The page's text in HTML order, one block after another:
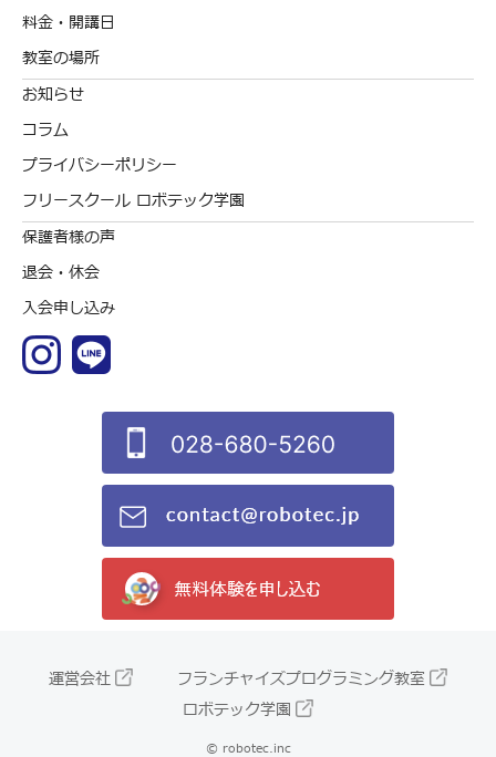
料金・開講日
教室の場所
お知らせ
コラム
プライバシーポリシー
フリースクール ロボテック学園
保護者様の声
退会・休会
入会申し込み
運営会社
フランチャイズプログラミング教室
ロボテック学園
© robotec.inc